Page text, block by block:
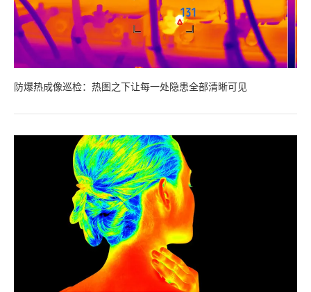
防爆热成像巡检：热图之下让每一处隐患全部清晰可见